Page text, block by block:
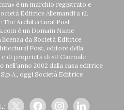
è un marchio registrato e
Editrice Allemandi a r.l.
The Architectural Post;
è un Domain Name
da Società Editrice
Post, editore della
di proprietà di «Il Giornale
nell’anno 2002 dalla casa editrice
oggi Società Editrice
x facebookinstagramlinkedin